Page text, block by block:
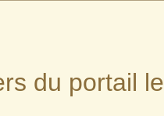
du portail